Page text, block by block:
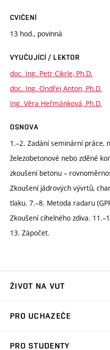
CVIČENÍ
13 hod., povinná
VYUČUJÍCÍ / LEKTOR
doc. Ing. Petr Cikrle, Ph.D.
doc. Ing. Ondřej Anton, Ph.D.
Ing. Věra Heřmánková, Ph.D.
OSNOVA
1.–2. Zadání seminární práce,
železobetonové nebo zděné
zkoušení betonu –
Zkoušení jádrových vývrtů,
tlaku. 7.–8. Metoda radaru
Zkoušení cihelného zdiva.
13. Zápočet.
ŽIVOT NA VUT
Koleje
PRO UCHAZEČE
PRO STUDENTY